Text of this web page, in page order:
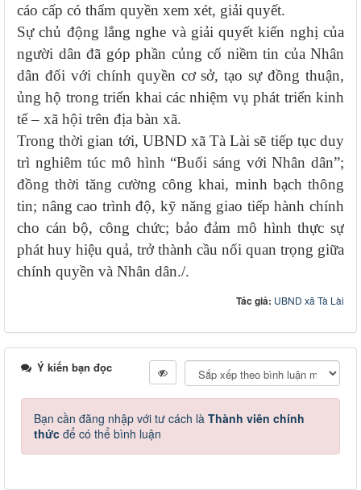
cáo cấp có thẩm quyền xem xét, giải quyết.
Sự chủ động lắng nghe và giải quyết kiến nghị của
người dân đã góp phần củng cố niềm tin của Nhân
dân đối với chính quyền cơ sở, tạo sự đồng thuận,
ủng hộ trong triển khai các nhiệm vụ phát triển kinh
tế – xã hội trên địa bàn xã.
Trong thời gian tới, UBND xã Tà Lài sẽ tiếp tục duy
trì nghiêm túc mô hình “Buổi sáng với Nhân dân”;
đồng thời tăng cường công khai, minh bạch thông
tin; nâng cao trình độ, kỹ năng giao tiếp hành chính
cho cán bộ, công chức; bảo đảm mô hình thực sự
phát huy hiệu quả, trở thành cầu nối quan trọng giữa
chính quyền và Nhân dân./.
Tác giả: UBND xã Tà Lài
Ý kiến bạn đọc
Bạn cần đăng nhập với tư cách là Thành viên chính
thức để có thể bình luận